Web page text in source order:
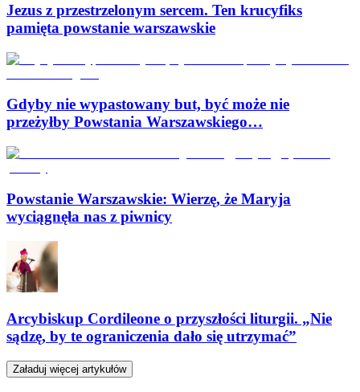
Jezus z przestrzelonym sercem. Ten krucyfiks
pamięta powstanie warszawskie
Gdyby nie wypastowany but, być może nie
przeżyłby Powstania Warszawskiego…
Powstanie Warszawskie: Wierzę, że Maryja
wyciągnęła nas z piwnicy
Arcybiskup Cordileone o przyszłości liturgii. „Nie
sądzę, by te ograniczenia dało się utrzymać”
Załaduj więcej artykułów